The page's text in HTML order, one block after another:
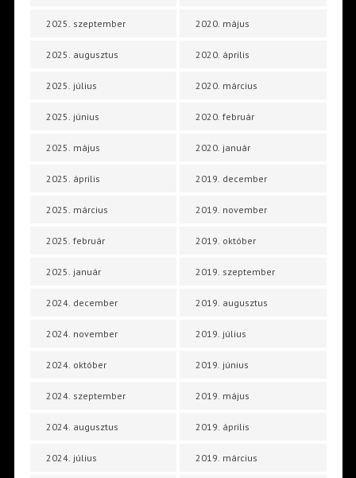
2025. szeptember
2025. augusztus
2025. július
2025. június
2025. május
2025. április
2025. március
2025. február
2025. január
2024. december
2024. november
2024. október
2024. szeptember
2024. augusztus
2024. július
2020. május
2020. április
2020. március
2020. február
2020. január
2019. december
2019. november
2019. október
2019. szeptember
2019. augusztus
2019. július
2019. június
2019. május
2019. április
2019. március